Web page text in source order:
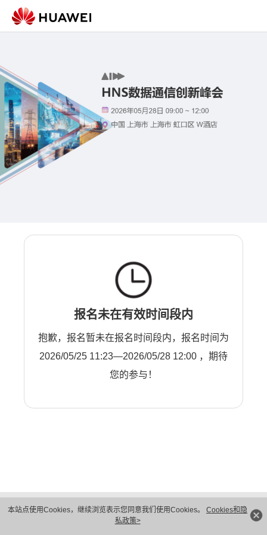
本站点使用Cookies，继续浏览表示您同意我们使用Cookies。 Cookies和隐
私政策>
报名未在有效时间段内
抱歉，报名暂未在报名时间段内，报名时间为
2026/05/25 11:23—2026/05/28 12:00 ，期待
您的参与！
隐私保护
法律声明